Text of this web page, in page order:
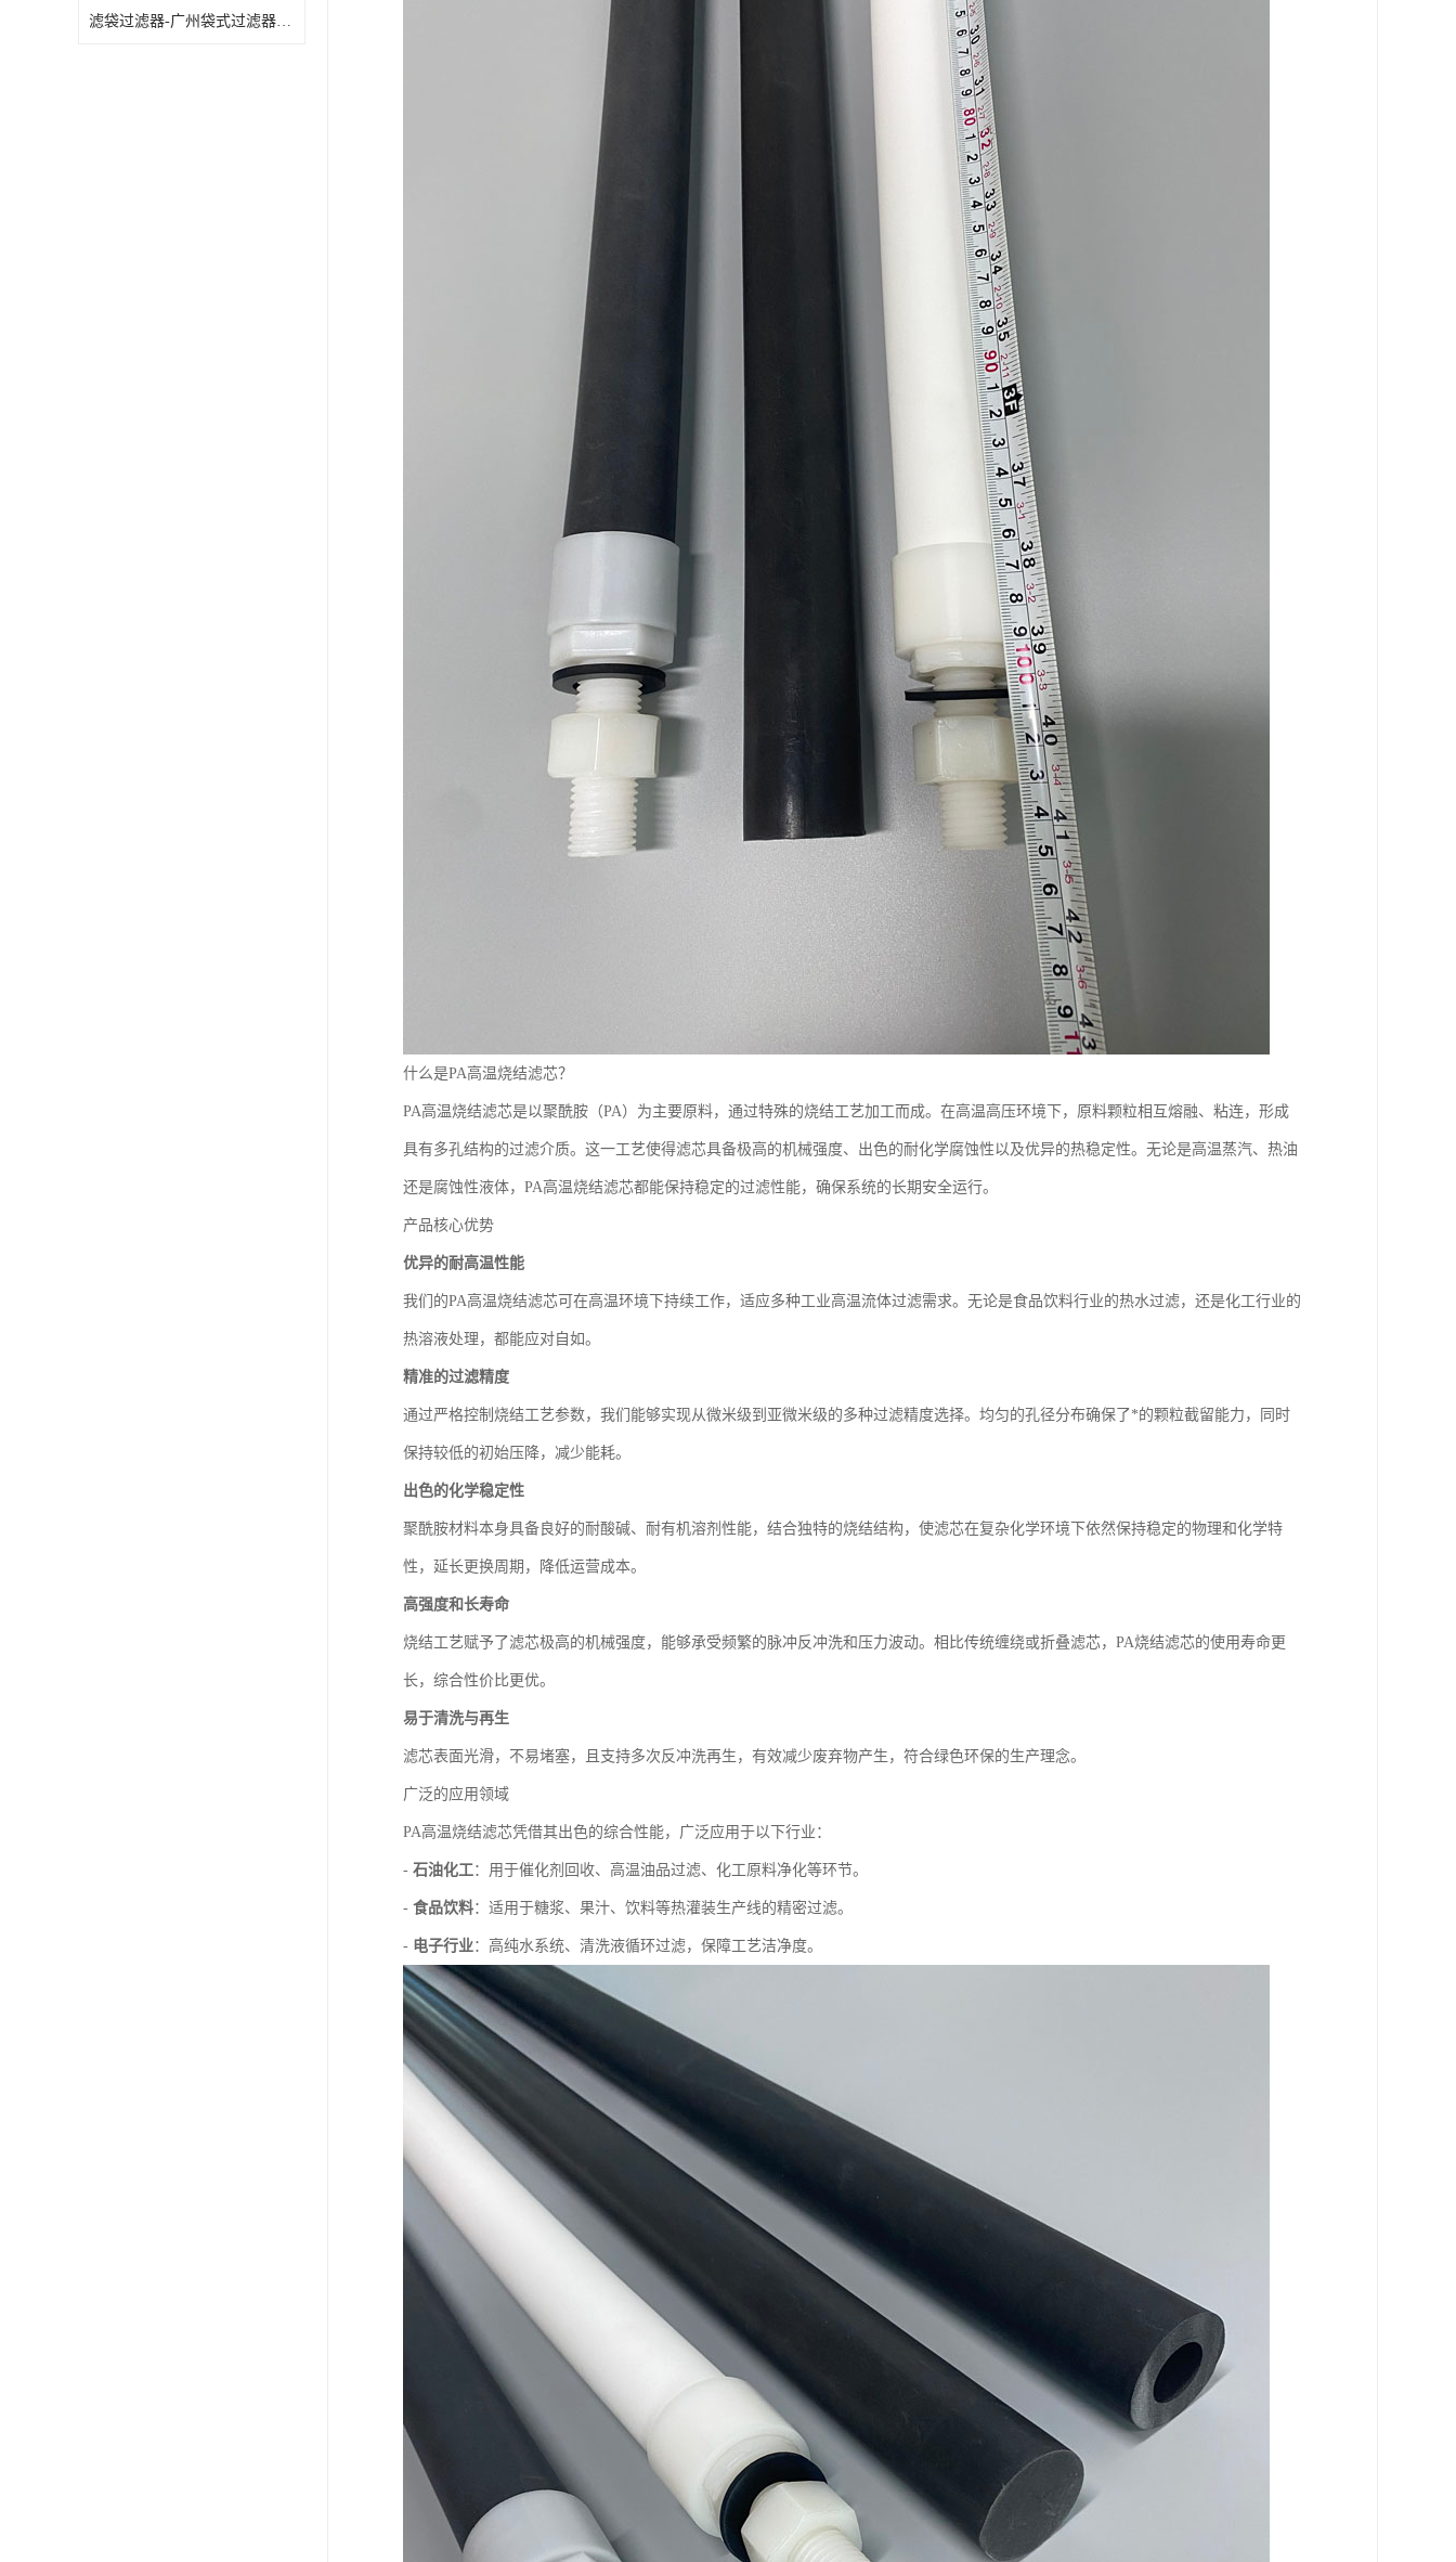
滤袋过滤器-广州袋式过滤器厂家-经久耐用
什么是PA高温烧结滤芯？
PA高温烧结滤芯是以聚酰胺（PA）为主要原料，通过特殊的烧结工艺加工而成。在高温高压环境下，原料颗粒相互熔融、粘连，形成
具有多孔结构的过滤介质。这一工艺使得滤芯具备极高的机械强度、出色的耐化学腐蚀性以及优异的热稳定性。无论是高温蒸汽、热油
还是腐蚀性液体，PA高温烧结滤芯都能保持稳定的过滤性能，确保系统的长期安全运行。
产品核心优势
优异的耐高温性能
我们的PA高温烧结滤芯可在高温环境下持续工作，适应多种工业高温流体过滤需求。无论是食品饮料行业的热水过滤，还是化工行业的
热溶液处理，都能应对自如。
精准的过滤精度
通过严格控制烧结工艺参数，我们能够实现从微米级到亚微米级的多种过滤精度选择。均匀的孔径分布确保了*的颗粒截留能力，同时
保持较低的初始压降，减少能耗。
出色的化学稳定性
聚酰胺材料本身具备良好的耐酸碱、耐有机溶剂性能，结合独特的烧结结构，使滤芯在复杂化学环境下依然保持稳定的物理和化学特
性，延长更换周期，降低运营成本。
高强度和长寿命
烧结工艺赋予了滤芯极高的机械强度，能够承受频繁的脉冲反冲洗和压力波动。相比传统缠绕或折叠滤芯，PA烧结滤芯的使用寿命更
长，综合性价比更优。
易于清洗与再生
滤芯表面光滑，不易堵塞，且支持多次反冲洗再生，有效减少废弃物产生，符合绿色环保的生产理念。
广泛的应用领域
PA高温烧结滤芯凭借其出色的综合性能，广泛应用于以下行业：
- 石油化工：用于催化剂回收、高温油品过滤、化工原料净化等环节。
- 食品饮料：适用于糖浆、果汁、饮料等热灌装生产线的精密过滤。
- 电子行业：高纯水系统、清洗液循环过滤，保障工艺洁净度。